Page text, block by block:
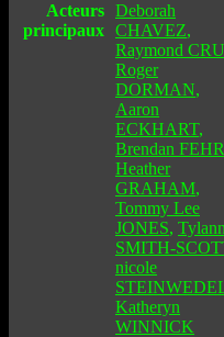
Acteurs
principaux
Deborah
CHAVEZ,
Raymond
Roger
DORMAN,
Aaron
ECKHART,
Brendan FEHR
Heather
GRAHAM,
Tommy Lee
JONES,
SMITH-
nicole
Katheryn
WINNICK